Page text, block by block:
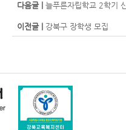
다음글 | 늘푸른자립학교 2학기
이전글 | 강북구 장학생 모집